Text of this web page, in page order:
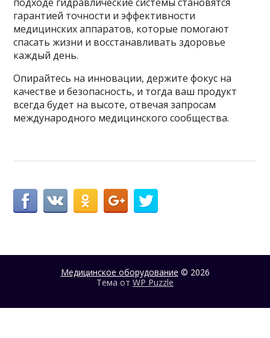
гарантией точности и эффективности
медицинских аппаратов, которые помогают
спасать жизни и восстанавливать здоровье
каждый день.
Опирайтесь на инновации, держите фокус на
качестве и безопасность, и тогда ваш продукт
всегда будет на высоте, отвечая запросам
международного медицинского сообщества.
Медицинское оборудование © 2026
Тема от WP Puzzle